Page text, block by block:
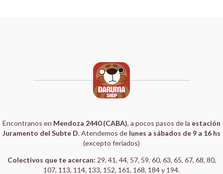
Encontranos en Mendoza 2440 (CABA), a pocos pasos de la estación
Juramento del Subte D. Atendemos de lunes a sábados de 9 a 16 hs
(excepto feriados)
Colectivos que te acercan: 29, 41, 44, 57, 59, 60, 63, 65, 67, 68, 80,
107, 113, 114, 133, 152, 161, 168, 184 y 194.